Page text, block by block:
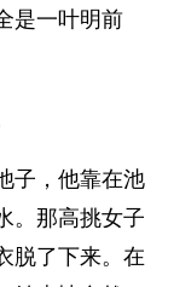
是一叶明前
，他靠在池
。那高挑女子
脱了下来。在